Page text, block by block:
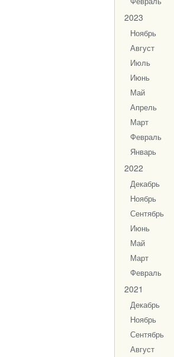
2023
Ноябрь
Август
Июль
Июнь
Май
Апрель
Март
Февраль
Январь
2022
Декабрь
Ноябрь
Сентябрь
Июнь
Май
Март
Февраль
2021
Декабрь
Ноябрь
Сентябрь
Август